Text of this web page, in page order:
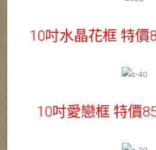
10吋水晶花框 特價
10吋愛戀框 特價